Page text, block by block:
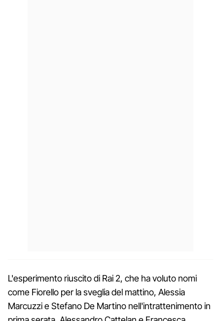
L'esperimento riuscito di Rai 2, che ha voluto nomi
come Fiorello per la sveglia del mattino, Alessia
Marcuzzi e Stefano De Martino nell'intrattenimento in